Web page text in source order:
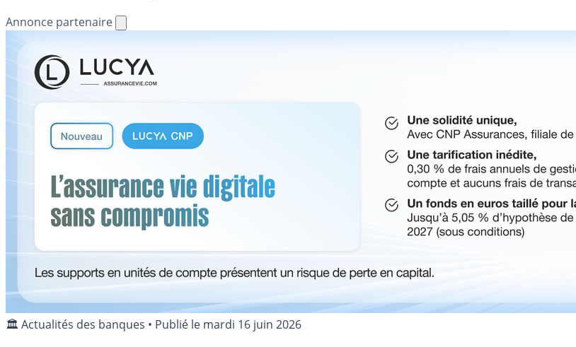
Annonce partenaire
🏛️ Actualités des banques • Publié le mardi 16 juin 2026